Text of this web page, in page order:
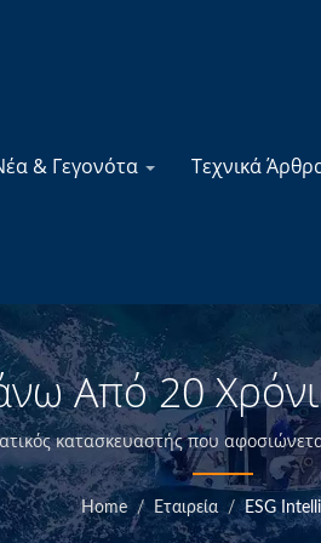
& Γεγονότα Τεχνικά
Από 20
&
κατασκευαστής που
και την κατασκευή στο
προϊόντα υψηλής ποιότητας
Home / Εταιρεία / ESG